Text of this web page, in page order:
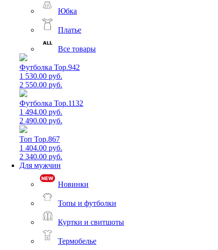
Юбка
Платье
Все товары
Футболка Top.942
1 530.00 руб.
2 550.00 руб.
Футболка Top.1132
1 494.00 руб.
2 490.00 руб.
Топ Top.867
1 404.00 руб.
2 340.00 руб.
Для мужчин
Новинки
Топы и футболки
Куртки и свитшоты
Термобелье